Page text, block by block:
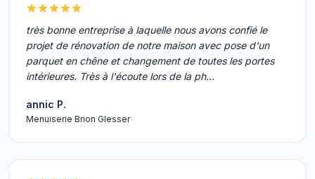
très bonne entreprise à laquelle nous avons confié le
projet de rénovation de notre maison avec pose d'un
parquet en chêne et changement de toutes les portes
intérieures. Très à l'écoute lors de la ph…
annic P.
Menuiserie Brion Glesser